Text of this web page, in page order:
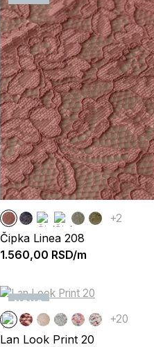
+2
Čipka Linea 208
1.560,00 RSD/m
NOVO
+20
Lan Look Print 20